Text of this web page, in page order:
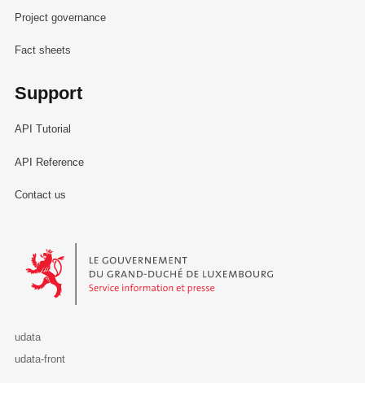
Project governance
Fact sheets
Support
API Tutorial
API Reference
Contact us
Le Gouvernement du Grand-Duché de Luxembourg - Service
udata
udata-front